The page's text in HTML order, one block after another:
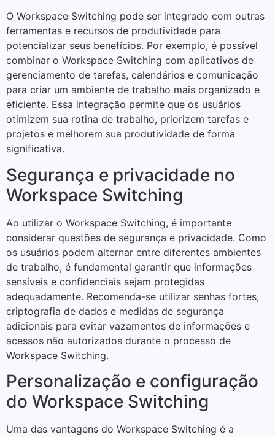
O Workspace Switching pode ser integrado com outras
ferramentas e recursos de produtividade para
potencializar seus benefícios. Por exemplo, é possível
combinar o Workspace Switching com aplicativos de
gerenciamento de tarefas, calendários e comunicação
para criar um ambiente de trabalho mais organizado e
eficiente. Essa integração permite que os usuários
otimizem sua rotina de trabalho, priorizem tarefas e
projetos e melhorem sua produtividade de forma
significativa.
Segurança e privacidade no
Workspace Switching
Ao utilizar o Workspace Switching, é importante
considerar questões de segurança e privacidade. Como
os usuários podem alternar entre diferentes ambientes
de trabalho, é fundamental garantir que informações
sensíveis e confidenciais sejam protegidas
adequadamente. Recomenda-se utilizar senhas fortes,
criptografia de dados e medidas de segurança
adicionais para evitar vazamentos de informações e
acessos não autorizados durante o processo de
Workspace Switching.
Personalização e configuração
do Workspace Switching
Uma das vantagens do Workspace Switching é a